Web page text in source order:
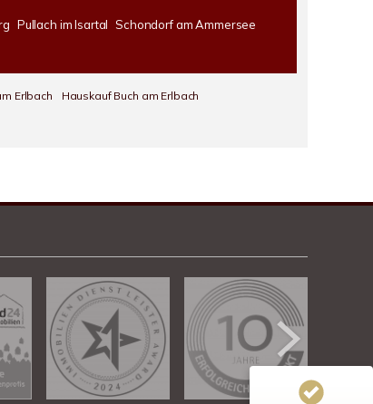
Pullach im Isartal Schondorf am Ammersee
Erlbach
Hauskauf Buch am Erlbach
100%
Empfehlungen auf
ProvenExpert.com
SEHR GUT
4,78 / 5,00
39
Bewertungen auf
ProvenExpert.com
313
Bewertungen von 3
anderen Quellen